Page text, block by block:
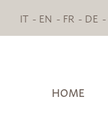
IT EN FR DE
HOME